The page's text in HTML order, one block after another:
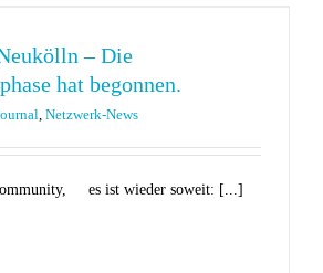
– Die
hat begonnen.
, Netzwerk-News
es ist wieder soweit: [...]